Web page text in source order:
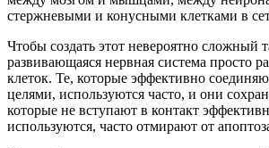
стержневыми и конусными клетками в
Чтобы создать этот невероятно сложный
развивающаяся нервная система просто
клеток. Те, которые эффективно
целями, используются часто, и они
которые не вступают в контакт
используются, часто отмирают от